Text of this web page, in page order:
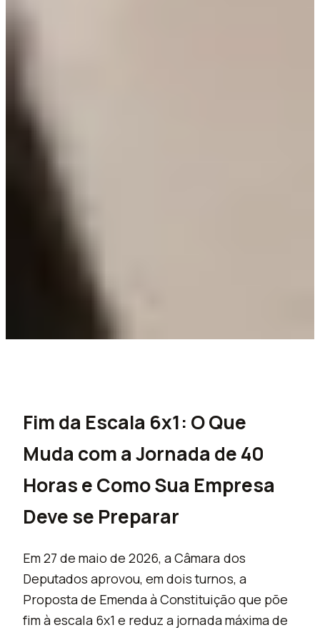
Fim da Escala 6x1: O Que
Muda com a Jornada de 40
Horas e Como Sua Empresa
Deve se Preparar
Em 27 de maio de 2026, a Câmara dos
Deputados aprovou, em dois turnos, a
Proposta de Emenda à Constituição que põe
fim à escala 6x1 e reduz a jornada máxima de